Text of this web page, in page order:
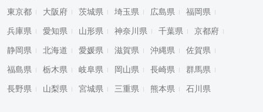
東京都 大阪府 茨城県 埼玉県 広島県 福岡県
兵庫県 愛知県 山形県 神奈川県 千葉県 京都府
静岡県 北海道 愛媛県 滋賀県 沖縄県 佐賀県
福島県 栃木県 岐阜県 岡山県 長崎県 群馬県
長野県 山梨県 宮城県 三重県 熊本県 石川県